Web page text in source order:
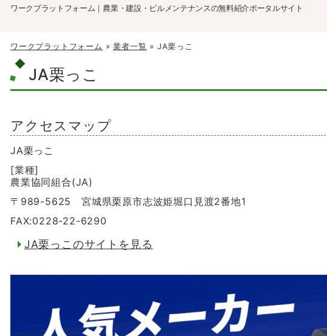
ワークプラットフォーム｜農業・建設・ビルメンテナンスの無料紹介ポータルサイト
ワークプラットフォーム »業者一覧 » JA栗っこ
JA栗っこ
アクセスマップ
JA栗っこ
[業種]
農業協同組合(JA)
〒989-5625 宮城県栗原市志波姫堀口見渡2番地1
FAX:0228-22-6290
JA栗っこのサイトを見る